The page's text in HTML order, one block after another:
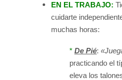
EN EL TRABAJO:
cuidarte
muchas horas:
* De Pié:
practicando el
eleva los